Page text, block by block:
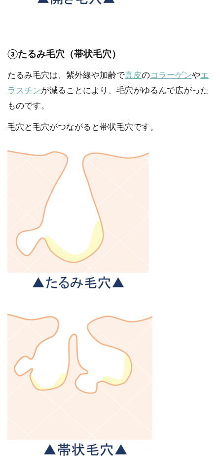
③たるみ毛穴（帯状毛穴）
たるみ毛穴は、紫外線や加齢で真皮のコラーゲンやエ
ラスチンが減ることにより、毛穴がゆるんで広がった
ものです。
毛穴と毛穴がつながると帯状毛穴です。